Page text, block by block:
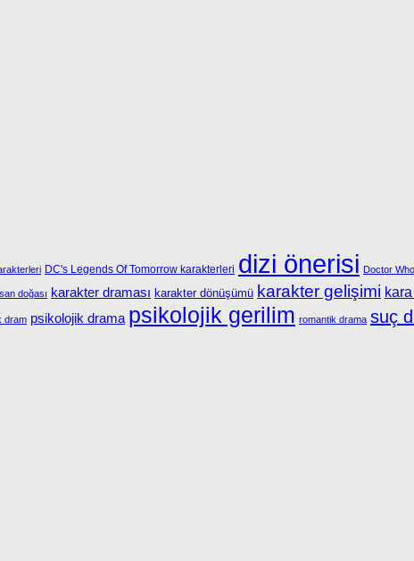
DC's Legends Of Tomorrow karakterleri dizi önerisi Doctor
doğası karakter draması karakter dönüşümü karakter gelişimi
dram psikolojik drama psikolojik gerilim romantik drama suç